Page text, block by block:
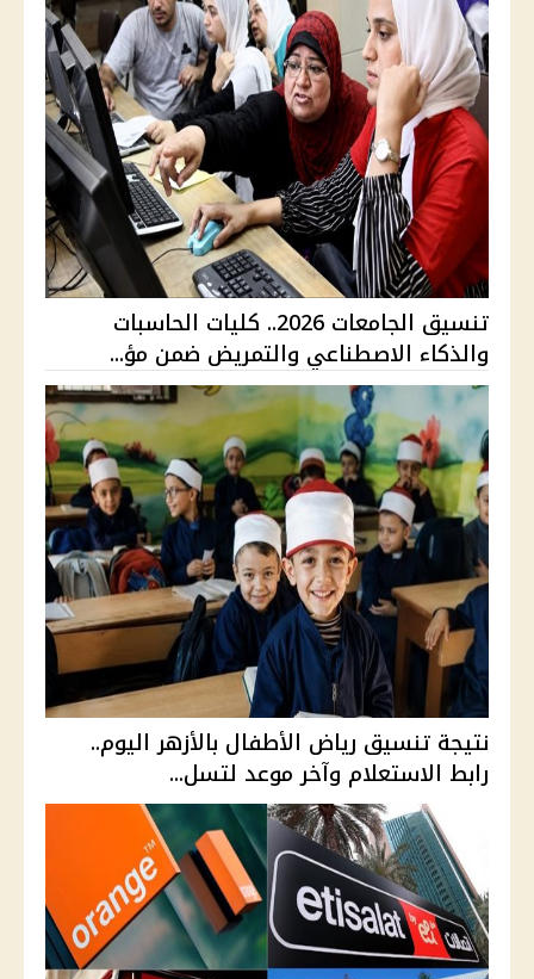
تنسيق الجامعات 2026.. كليات الحاسبات
والذكاء الاصطناعي والتمريض ضمن مؤ...
نتيجة تنسيق رياض الأطفال بالأزهر اليوم..
رابط الاستعلام وآخر موعد لتسل...